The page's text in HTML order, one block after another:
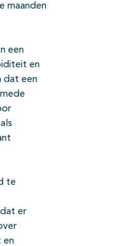
maanden
een
en
dat een
te
er
en